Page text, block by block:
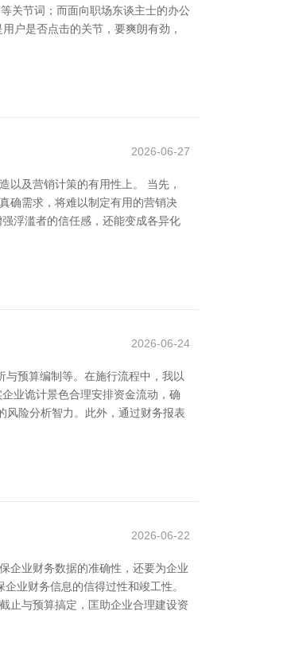
关节词；而面向职场东谈主士的办公
户是否点击的关节，要爽朗有劲，
2026-06-27
以及营销计策的有用性上。 当先，
确需求，将难以制定有用的营销决
浮滥者的信任感，还能变成各异化
2026-06-24
预算编制等。在施行流程中，我以
业诡计景色合理安排资金流动，确
风险分析智力。此外，通过财务报表
2026-06-22
企业财务数据的准确性，还要为企业
业财务信息的信得过性和竣工性。
止与预算搞定，匡助企业合理建设资